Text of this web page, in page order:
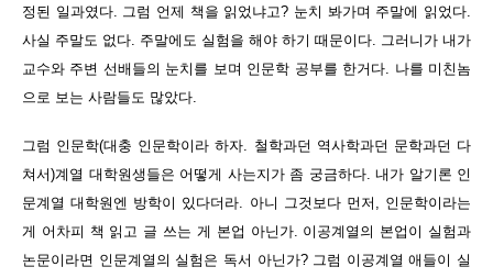
정된 일과였다. 그럼 언제 책을 읽었냐고? 눈치 봐가며 주말에 읽었다.
사실 주말도 없다. 주말에도 실험을 해야 하기 때문이다. 그러니가 내가
교수와 주변 선배들의 눈치를 보며 인문학 공부를 한거다. 나를 미친놈
으로 보는 사람들도 많았다.
그럼 인문학(대충 인문학이라 하자. 철학과던 역사학과던 문학과던 다
쳐서)계열 대학원생들은 어떻게 사는지가 좀 궁금하다. 내가 알기론 인
문계열 대학원엔 방학이 있다더라. 아니 그것보다 먼저, 인문학이라는
게 어차피 책 읽고 글 쓰는 게 본업 아닌가. 이공계열의 본업이 실험과
논문이라면 인문계열의 실험은 독서 아닌가? 그럼 이공계열 애들이 실